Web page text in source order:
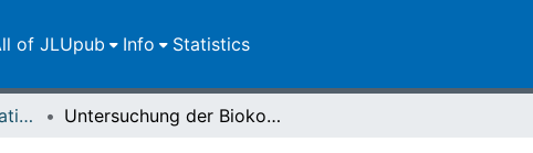
of JLUpub Info Statistics
Dissertationen/Habilitationen Untersuchung der Biokompatibilität bei lokaler Anwendung von Bortezomib mit CPC als Biomaterial im metaphysären Knochen